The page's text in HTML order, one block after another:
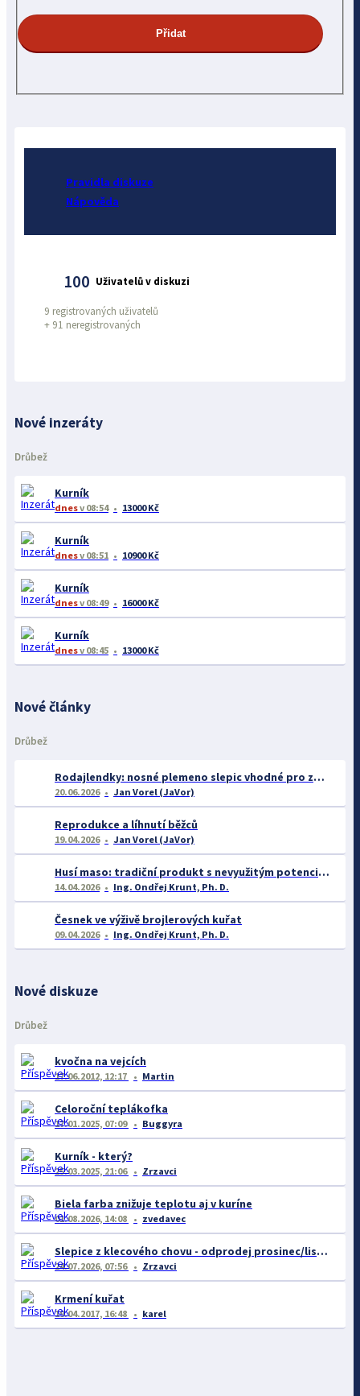
Pravidla diskuze
Nápověda
100 Uživatelů v diskuzi
9 registrovaných uživatelů
+ 91 neregistrovaných
Nové inzeráty
Drůbež
Kurník
dnesv 08:54 13000 Kč
Kurník
dnesv 08:51 10900 Kč
Kurník
dnesv 08:49 16000 Kč
Kurník
dnesv 08:45 13000 Kč
Nové články
Drůbež
Rodajlendky: nosné plemeno slepic vhodné pro začátečníky
20.06.2026 Jan Vorel (JaVor)
Reprodukce a líhnutí běžců
19.04.2026 Jan Vorel (JaVor)
Husí maso: tradiční produkt s nevyužitým potenciálem
14.04.2026 Ing. Ondřej Krunt, Ph. D.
Česnek ve výživě brojlerových kuřat
09.04.2026 Ing. Ondřej Krunt, Ph. D.
Nové diskuze
Drůbež
kvočna na vejcích
17.06.2012, 12:17 Martin
Celoroční teplákofka
17.01.2025, 07:09 Buggyra
Kurník - který?
25.03.2025, 21:06 Zrzavci
Biela farba znižuje teplotu aj v kuríne
01.08.2026, 14:08 zvedavec
Slepice z klecového chovu - odprodej prosinec/listopad
24.07.2026, 07:56 Zrzavci
Krmení kuřat
19.04.2017, 16:48 karel